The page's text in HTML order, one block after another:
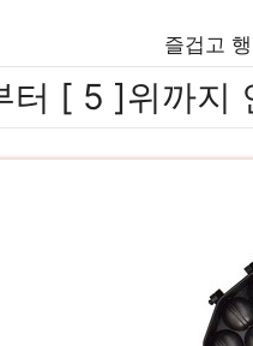
즐겁고
터 [ 5 ]위까지